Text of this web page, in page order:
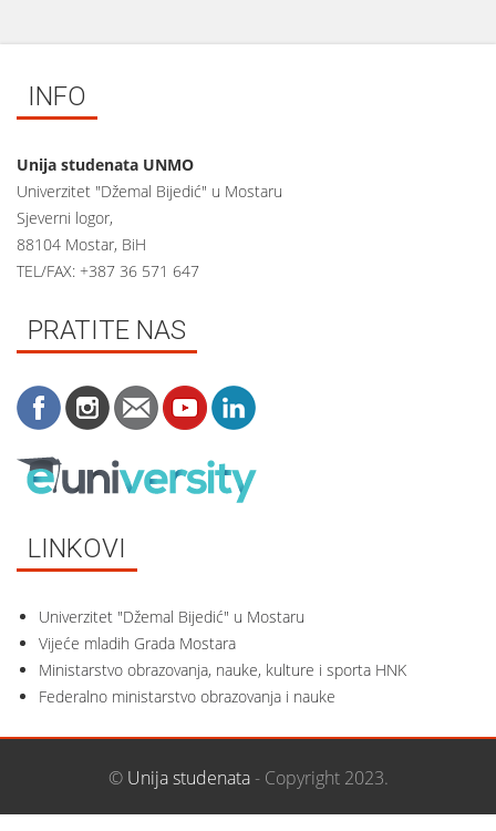
INFO
Unija studenata UNMO
Univerzitet "Džemal Bijedić" u Mostaru
Sjeverni logor,
88104 Mostar, BiH
TEL/FAX: +387 36 571 647
PRATITE NAS
LINKOVI
Univerzitet "Džemal Bijedić" u Mostaru
Vijeće mladih Grada Mostara
Ministarstvo obrazovanja, nauke, kulture i sporta HNK
Federalno ministarstvo obrazovanja i nauke
© Unija studenata- Copyright 2023.